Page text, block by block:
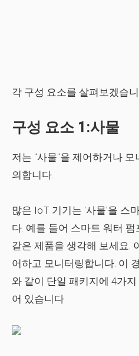
각 구성 요소를 살펴보겠습니
구성 요소 1:사물
저는 "사물"을 제어하거나
의합니다.
많은 IoT 기기는 '사물'을 스
다. 예를 들어 스마트 워터
같은 제품을 생각해 보세요.
어하고 모니터링합니다. 이
와 같이 단일 패키지에 4가
어 있습니다.